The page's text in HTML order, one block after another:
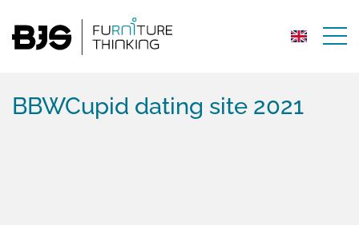
BBWCupid dating site 2021